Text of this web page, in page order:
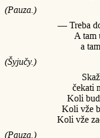
(Pauza.)
— Treba
A tam
a
(Šyjučy.)
čekati
Koli
Koli vže
Koli vže
(Pauza.)